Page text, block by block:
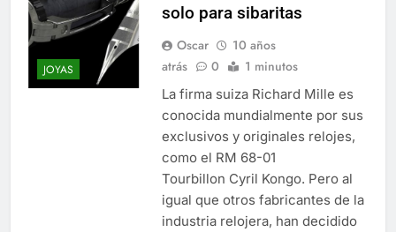
JOYAS
solo para sibaritas
Oscar
10 años
atrás
0 1 minutos
La firma suiza Richard Mille es
conocida mundialmente por sus
exclusivos y originales relojes,
como el RM 68-01
Tourbillon Cyril Kongo. Pero al
igual que otros fabricantes de la
industria relojera, han decidido